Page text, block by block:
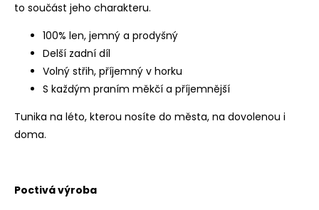
to součást jeho charakteru.
100% len, jemný a prodyšný
Delší zadní díl
Volný střih, příjemný v horku
S každým praním měkčí a příjemnější
Tunika na léto, kterou nosíte do města, na dovolenou i
doma.
Poctivá výroba